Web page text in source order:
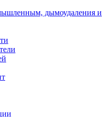
дымоудаления и